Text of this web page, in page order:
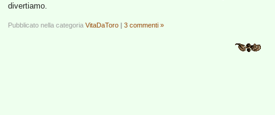
divertiamo.
Pubblicato nella categoria VitaDaToro | 3 commenti »